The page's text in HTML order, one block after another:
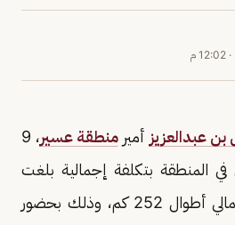
· 12:02 م
بن عبدالعزيز أمير منطقة عسير
، 9
المنطقة بتكلفة إجمالية بلغت
473 مليون ريال، وبإجمالي أطوال 252 كم، وذلك بحضور